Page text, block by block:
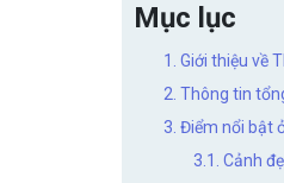
Mục lục
1. Giới thiệu về
2. Thông tin
3. Điểm nổi bật
3.1. Cảnh